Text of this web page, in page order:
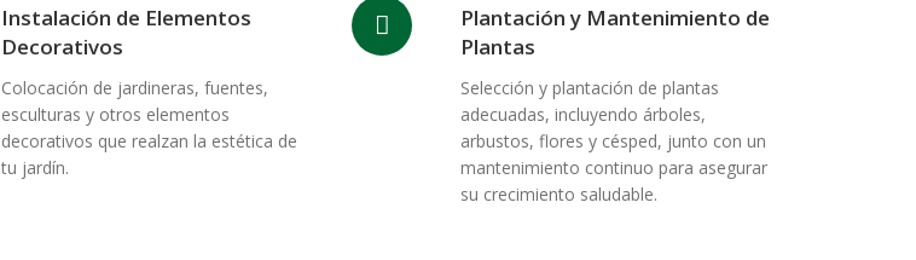
Instalación de Elementos
Decorativos
Colocación de jardineras, fuentes,
esculturas y otros elementos
decorativos que realzan la estética de
tu jardín.
Plantación y Mantenimiento de
Plantas
Selección y plantación de plantas
adecuadas, incluyendo árboles,
arbustos, flores y césped, junto con un
mantenimiento continuo para asegurar
su crecimiento saludable.